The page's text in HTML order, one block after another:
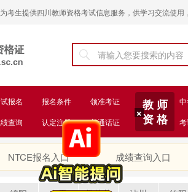
考生提供四川教师资格考试信息服务，供学习交流使
报名 报名条件
领准考证
查询
认定注册 普通话证
教 师
资 格
NTCE报名入口 成绩查询入口
×